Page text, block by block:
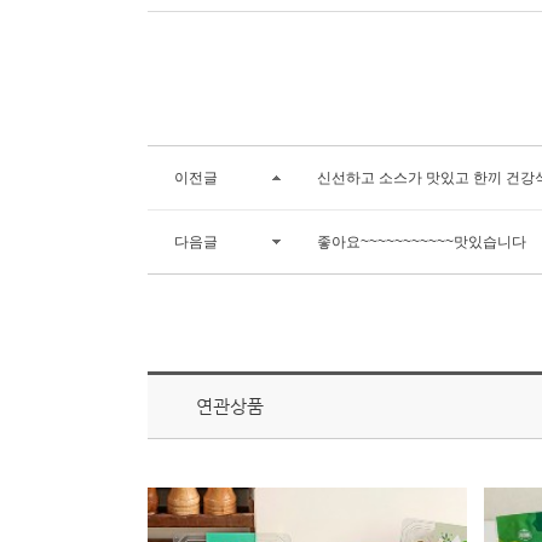
이전글 신선하고 소스가 맛있고 한끼 건강
다음글 좋아요~~~~~~~~~~~맛있습니다
연관상품